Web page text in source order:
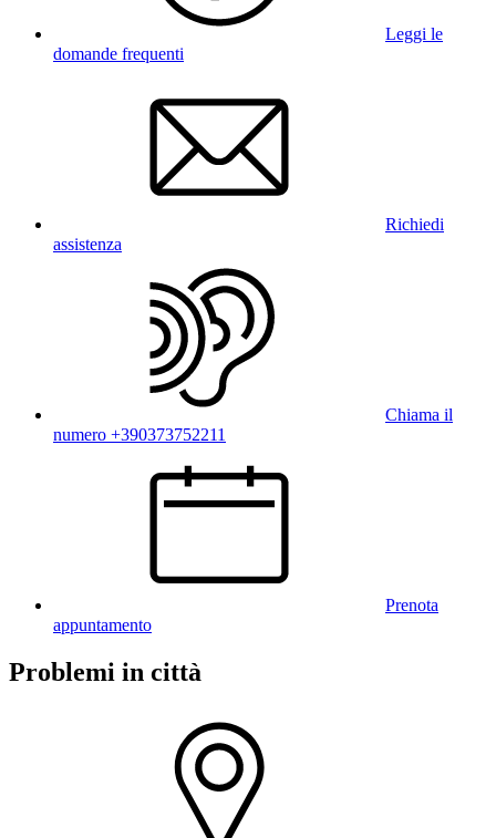
Leggi le
domande frequenti
Richiedi
assistenza
Chiama il
numero +390373752211
Prenota
appuntamento
Problemi in città